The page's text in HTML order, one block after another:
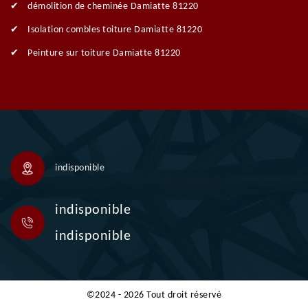
démolition de cheminée Damiatte 81220
Isolation combles toiture Damiatte 81220
Peinture sur toiture Damiatte 81220
indisponible
indisponible
indisponible
©2024 - 2026 Tout droit réservé